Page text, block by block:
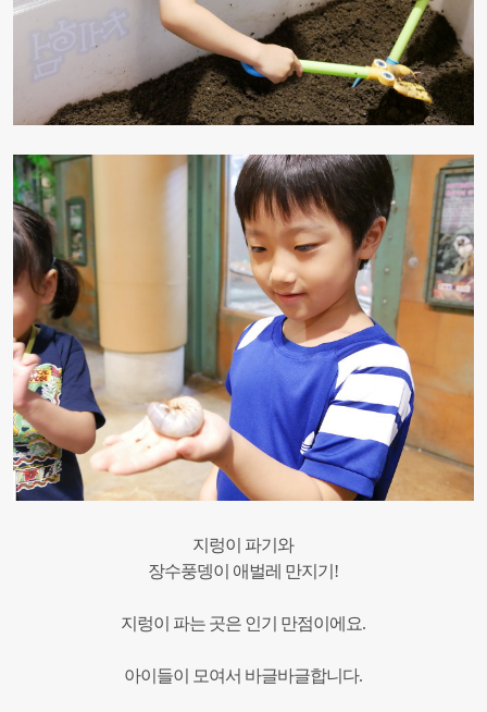
지렁이 파기와
장수풍뎅이 애벌레 만지기!
지렁이 파는 곳은 인기 만점이에요.
아이들이 모여서 바글바글합니다.